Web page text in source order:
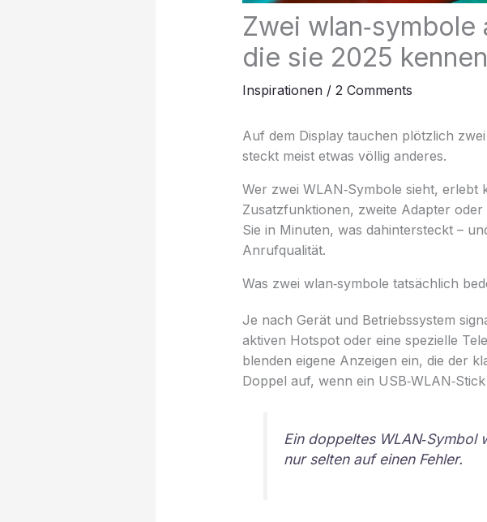
Zwei
die sie 2025
Inspirationen/ 2 Comments
Auf dem Display tauchen plötzlich
steckt meist etwas völlig anderes.
Wer zwei WLAN‑Symbole sieht,
Zusatzfunktionen, zweite Adapter
Sie in Minuten, was dahintersteckt –
Anrufqualität.
Was zwei wlan‑symbole tatsächlich
Je nach Gerät und Betriebssystem
aktiven Hotspot oder eine spezielle
blenden eigene Anzeigen ein, die der
Doppel auf, wenn ein
Ein doppeltes
nur selten auf einen Fehler.